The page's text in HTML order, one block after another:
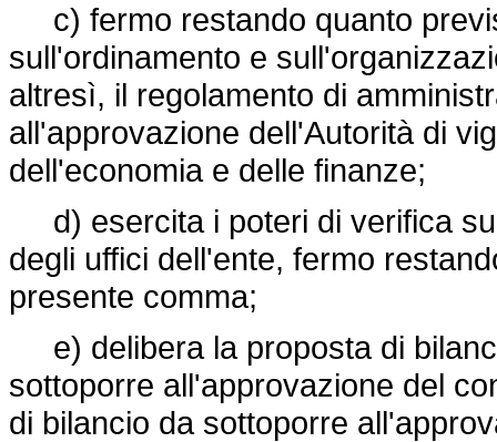
c) fermo restando quanto
sull'ordinamento e
altresì, il regolamento di
all'approvazione dell'Autorità di
dell'economia e delle finanze;
d) esercita i poteri di verifica
degli uffici dell'ente, fermo
presente comma;
e) delibera la proposta di
sottoporre all'approvazione del
di bilancio da sottoporre